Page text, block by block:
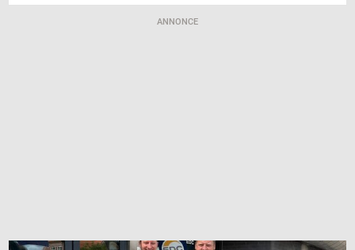
ANNONCE